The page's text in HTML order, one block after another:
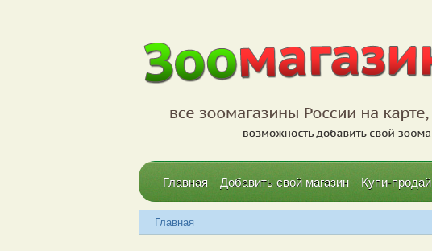
Главная Добавить свой магазин Купи-продай
Главная